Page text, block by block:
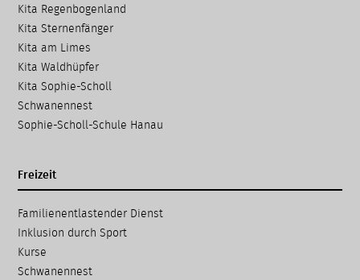
Kita Regenbogenland
Kita Sternenfänger
Kita am Limes
Kita Waldhüpfer
Kita Sophie-Scholl
Schwanennest
Sophie-Scholl-Schule Hanau
Freizeit
Navigation
überspringen
Familien­entlastender Dienst
Inklusion durch Sport
Kurse
Schwanennest